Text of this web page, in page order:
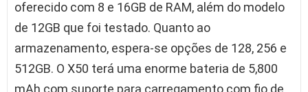
oferecido com 8 e 16GB de RAM, além do modelo
de 12GB que foi testado. Quanto ao
armazenamento, espera-se opções de 128, 256 e
512GB. O X50 terá uma enorme bateria de 5,800